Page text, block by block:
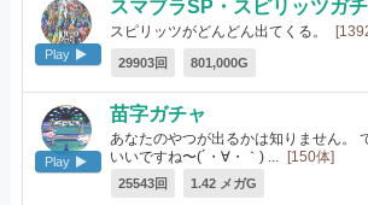
Play
スマブラSP・スピリッツガチ
スピリッツがどんどん出てくる。
29903回 801,000G
Play
苗字ガチャ
あなたのやつが出るかは知りません。
いいですね〜(´・∀・｀) ...
[150体]
25543回 1.42 メガG